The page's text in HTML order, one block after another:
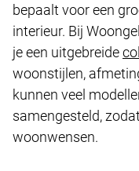
bepaalt voor een
interieur. Bij
je een uitgebreide
woonstijlen,
kunnen veel
samengesteld,
woonwensen.